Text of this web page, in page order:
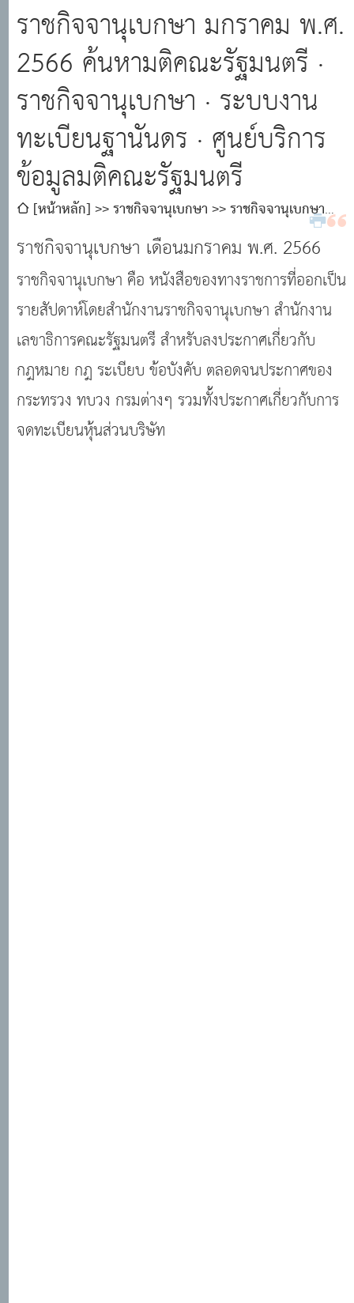
ราชกิจจานุเบกษา มกราคม พ.ศ.
2566 ค้นหามติคณะรัฐมนตรี ·
ราชกิจจานุเบกษา · ระบบงาน
ทะเบียนฐานันดร · ศูนย์บริการ
ข้อมูลมติคณะรัฐมนตรี
[หน้าหลัก] ราชกิจจานุเบกษา
ราชกิจจานุเบกษา
มกราคม พ.ศ. 2566 ค้นหามติคณะรัฐมนตรี · ราชกิจจานุเบกษา
· ระบบงานทะเบียนฐานันดร · ศูนย์บริการข้อมูลมติคณะรัฐมนตรี
ราชกิจจานุเบกษา เดือนมกราคม พ.ศ. 2566
ราชกิจจานุเบกษา คือ หนังสือของทางราชการที่ออกเป็น
รายสัปดาห์โดยสำนักงานราชกิจจานุเบกษา สำนักงาน
เลขาธิการคณะรัฐมนตรี สำหรับลงประกาศเกี่ยวกับ
กฎหมาย กฎ ระเบียบ ข้อบังคับ ตลอดจนประกาศของ
กระทรวง ทบวง กรมต่างๆ รวมทั้งประกาศเกี่ยวกับการ
จดทะเบียนหุ้นส่วนบริษัท